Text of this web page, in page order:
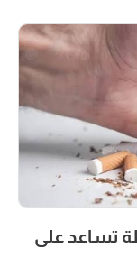
تساعد على